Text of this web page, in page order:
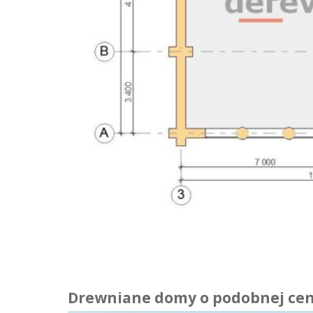
Drewniane domy o podobnej